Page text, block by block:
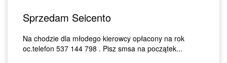
Sprzedam Seicento
Na chodzie dla młodego kierowcy opłacony na rok
oc.telefon 537 144 798 . Pisz smsa na początek...